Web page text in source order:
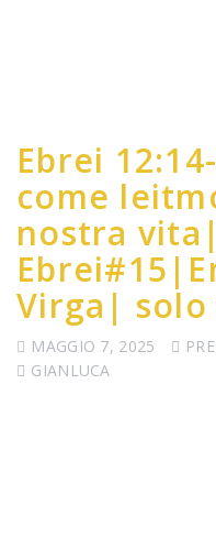
Ebrei
come
nostra vita|
Virga| solo
MAGGIO 7, 2025
GIANLUCA